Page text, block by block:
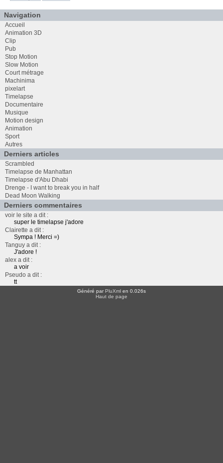
Navigation
Accueil
Animation 3D
Clip
Pub
Stop Motion
Slow Motion
Court métrage
Machinima
pixelart
Timelapse
Documentaire
Musique
Motion design
Animation
Sport
Autres
Derniers articles
Scrambled
Timelapse de Manhattan
Timelapse d'Abu Dhabi
Drenge - I want to break you in half
Dead Moon Walking
Derniers commentaires
voir le site a dit :
super le timelapse j'adore
Clairette a dit :
Sympa ! Merci =)
Tanguy a dit :
J'adore !
alex a dit :
a voir
Pseudo a dit :
tt
Généré parPluXml en 0.026s
Haut de page